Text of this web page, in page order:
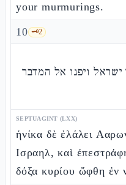
your murmurings.
10 🗝️2
ישראל ויפנו אל המדבר
SEPTUAGINT (LXX)
ἡνίκα δὲ ἐλάλει
Ισραηλ, καὶ
δόξα κυρίου ὤφθη ἐν